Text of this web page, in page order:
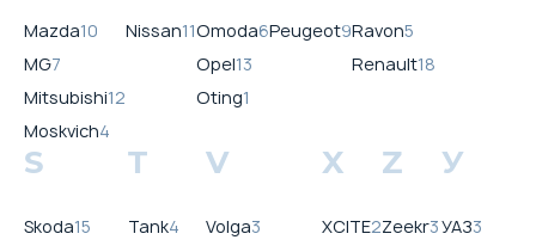
Mazda10
MG7
Mitsubishi12
Moskvich4
Nissan11Omoda6
Opel13
Oting1
Peugeot9Ravon5
Renault18
S
Skoda15
T
Tank4
V
Volga3
X
XCITE2
Z
Zeekr3
У
УАЗ3